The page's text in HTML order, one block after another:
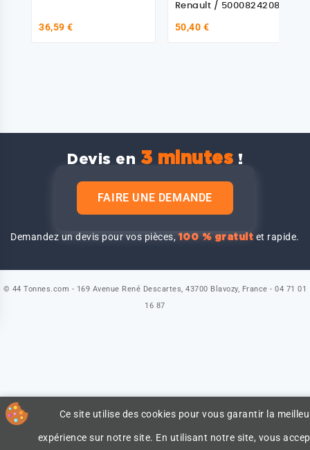
36,59 €
Renault / 5000824208
50,40 €
Devis en 3 minutes !
FAIRE UNE DEMANDE
Demandez un devis pour vos pièces,100 % gratuit et rapide.
Ce site utilise des cookies pour vous garantir la
expérience sur notre site. En utilisant notre site, vous
© 44 Tonnes.com - 169 Avenue René Descartes, 43700 Blavozy, France - 04 71 01
16 87